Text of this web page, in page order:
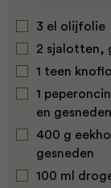
3 el olijfolie
2 sjalotten,
1 teen
1
en gesneden
400 g
gesneden
100 ml